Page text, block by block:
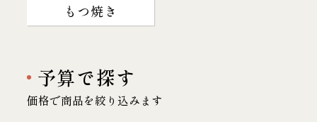
もつ焼き
予算で探す
価格で商品を絞り込みます